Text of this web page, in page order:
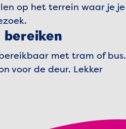
op het terrein waar je je
bereiken
met tram of bus.
voor de deur. Lekker